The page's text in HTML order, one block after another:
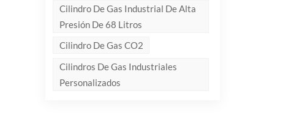
Cilindro De Gas Industrial De Alta
Presión De 68 Litros
Cilindro De Gas CO2
Cilindros De Gas Industriales
Personalizados